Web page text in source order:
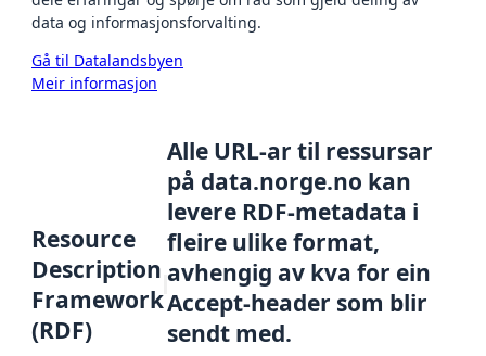
data og informasjonsforvalting.
Gå til Datalandsbyen
Meir informasjon
Resource
Description
Framework
(RDF)
Alle URL-ar til ressursar
på data.norge.no kan
levere RDF-metadata i
fleire ulike format,
avhengig av kva for ein
Accept-header som blir
sendt med.